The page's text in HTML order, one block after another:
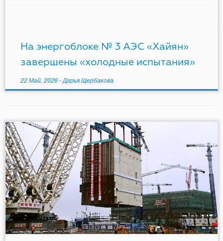
состоянии. Основной целью холодных
функциональных испытаний является проверка
[…]
На энергоблоке № 3 АЭС «Хайян»
завершены «холодные испытания»
22 Май, 2026-Дарья Щербакова